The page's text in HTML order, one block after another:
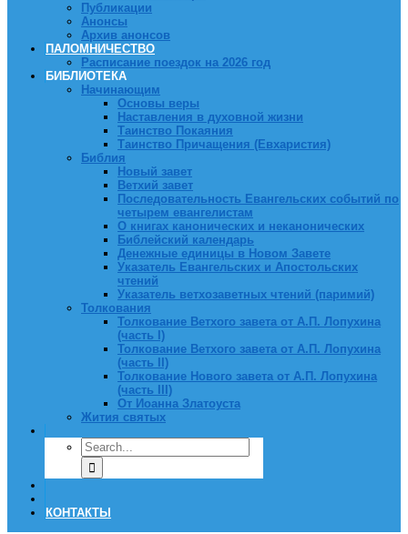
Публикации
Анонсы
Архив анонсов
ПАЛОМНИЧЕСТВО
Расписание поездок на 2026 год
БИБЛИОТЕКА
Начинающим
Основы веры
Наставления в духовной жизни
Таинство Покаяния
Таинство Причащения (Евхаристия)
Библия
Новый завет
Ветхий завет
Последовательность Евангельских событий по
четырем евангелистам
О книгах канонических и неканонических
Библейский календарь
Денежные единицы в Новом Завете
Указатель Евангельских и Апостольских
чтений
Указатель ветхозаветных чтений (паримий)
Толкования
Толкование Ветхого завета от А.П. Лопухина
(часть I)
Толкование Ветхого завета от А.П. Лопухина
(часть II)
Толкование Нового завета от А.П. Лопухина
(часть III)
От Иоанна Златоуста
Жития святых
КОНТАКТЫ